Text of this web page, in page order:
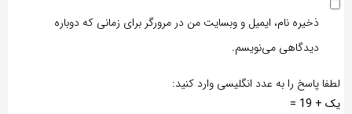
ذخیره نام، ایمیل و وبسایت من در مرورگر برای زمانی که دوباره
دیدگاهی می‌نویسم.
لطفا پاسخ را به عدد انگلیسی وارد کنید:
یک + 19 =